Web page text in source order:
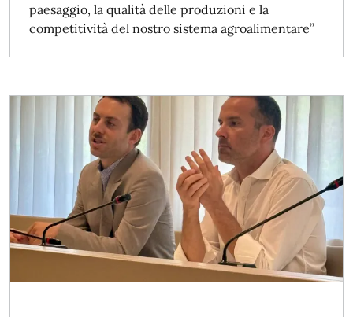
paesaggio, la qualità delle produzioni e la
competitività del nostro sistema agroalimentare”